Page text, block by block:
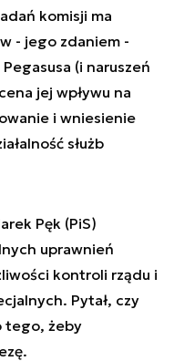
komisji ma
- jego zdaniem -
(i naruszeń
jej wpływu na
i wniesienie
służb
Pęk (PiS)
uprawnień
kontroli rządu i
Pytał, czy
tego, żeby